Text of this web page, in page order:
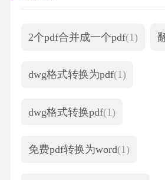
2个pdf合并成一个pdf(1)
dwg格式转换为pdf(1)
dwg格式转换pdf(1)
免费pdf转换为word(1)